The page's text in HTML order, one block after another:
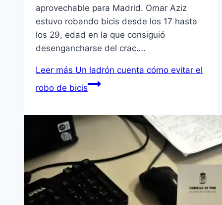
aprovechable para Madrid. Omar Aziz
estuvo robando bicis desde los 17 hasta
los 29, edad en la que consiguió
desengancharse del crac….
Leer más Un ladrón cuenta cómo evitar el
robo de bicis